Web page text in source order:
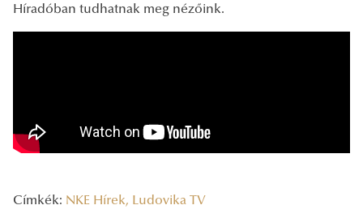
Híradóban tudhatnak meg nézőink.
Címkék: NKE Hírek, Ludovika TV